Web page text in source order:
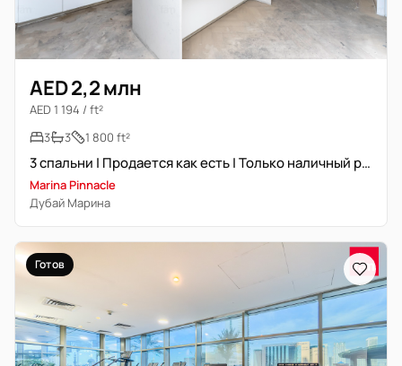
AED 2,2 млн
AED 1 194 / ft²
3
3 1 800 ft²
3 спальни | Продается как есть | Только наличный расчет
Marina Pinnacle
Дубай Марина
Готов